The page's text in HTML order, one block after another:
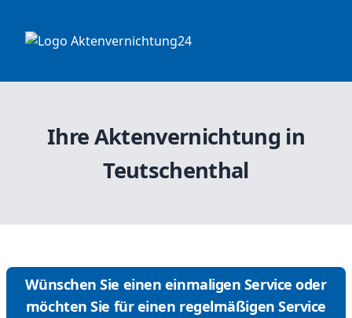
Ihre Aktenvernichtung in
Teutschenthal
Wünschen Sie einen einmaligen Service oder
möchten Sie für einen regelmäßigen Service